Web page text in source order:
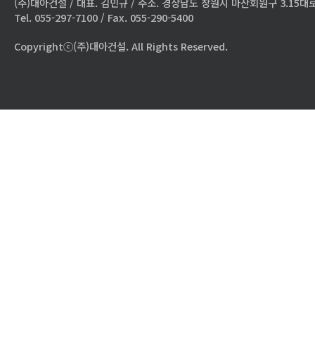
Tel. 055-297-7100 / Fax. 055-290-5400
Copyrightⓒ(주)대아건설. All Rights Reserved.